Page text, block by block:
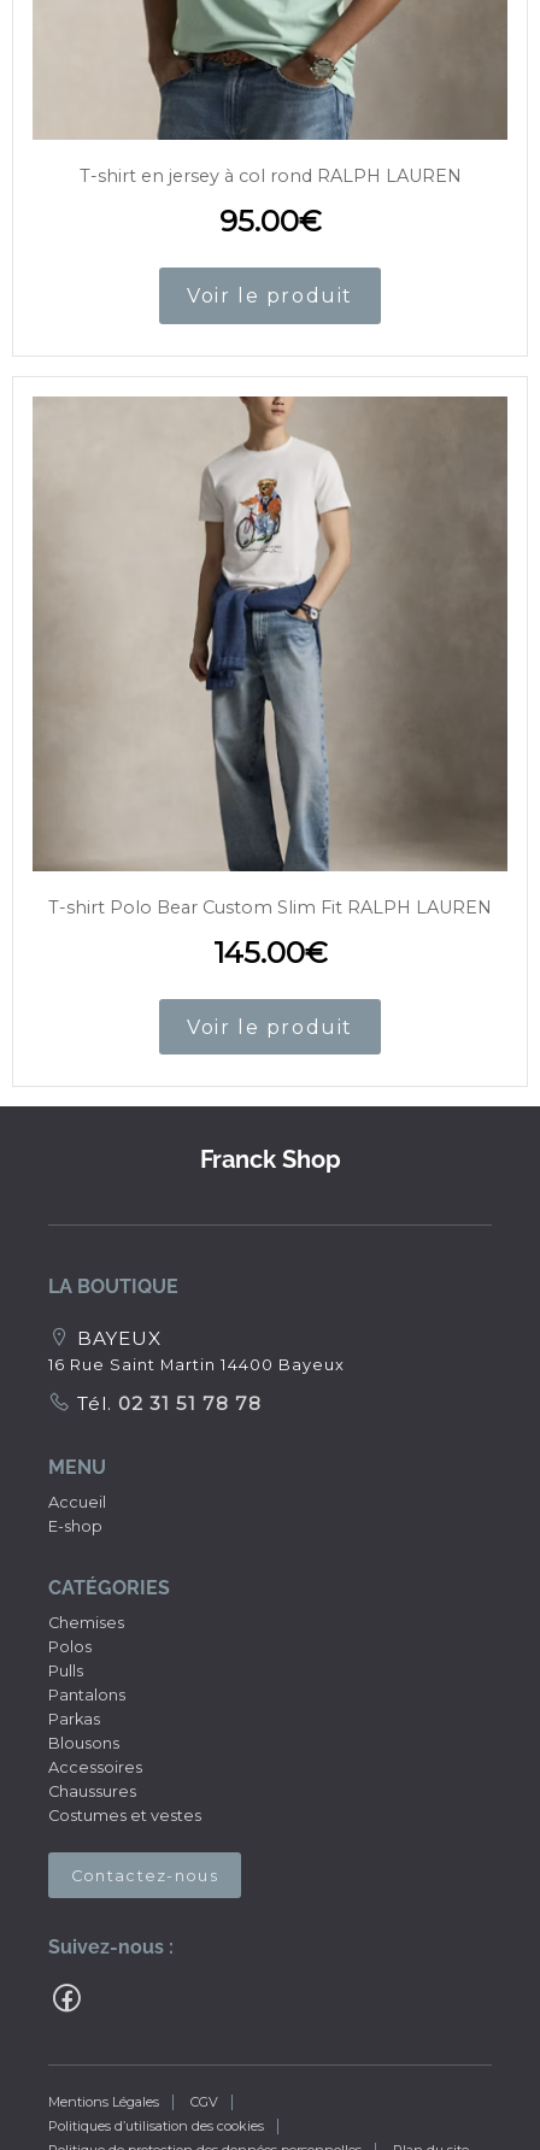
T-shirt en jersey à col rond RALPH LAUREN
95.00€
Voir le produit
T-shirt Polo Bear Custom Slim Fit RALPH LAUREN
145.00€
Voir le produit
Franck Shop
LA BOUTIQUE
BAYEUX
16 Rue Saint Martin 14400 Bayeux
Tél. 02 31 51 78 78
MENU
Accueil
E-shop
CATÉGORIES
Chemises
Polos
Pulls
Pantalons
Parkas
Blousons
Accessoires
Chaussures
Costumes et vestes
Contactez-nous
Suivez-nous :
Mentions Légales
CGV
Politiques d’utilisation des cookies